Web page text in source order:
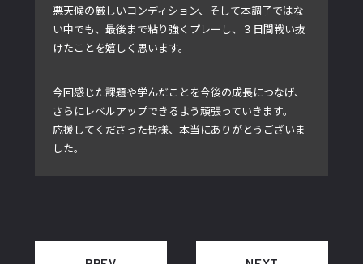
悪天候の厳しいコンディション、そして本調子ではな
い中でも、最後まで粘り強くプレーし、３日間戦い抜
けたことを嬉しく思います。
今回感じた課題や学んだことを今後の成長につなげ、
さらにレベルアップできるよう頑張っていきます。
応援してくださった皆様、本当にありがとうございま
した。